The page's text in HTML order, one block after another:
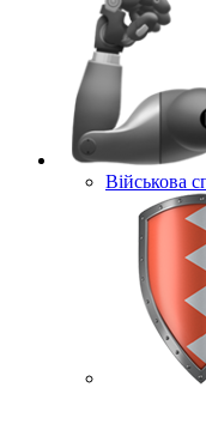
Військова